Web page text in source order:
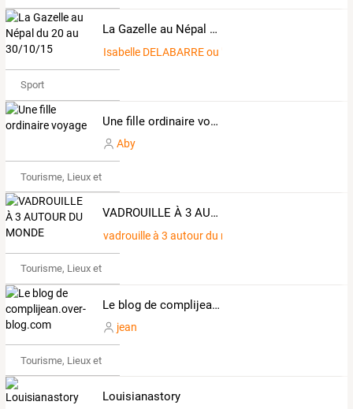
La Gazelle au Népal du 20 au 30/10/15
Isabelle DELABARRE ou " Isa "
Sport
Une fille ordinaire voyage
Aby
Tourisme, Lieux et Événements
VADROUILLE À 3 AUTOUR DU MONDE
vadrouille à 3 autour du monde
Tourisme, Lieux et Événements
Le blog de complijean.over-blog.com
jean
Tourisme, Lieux et Événements
Louisianastory